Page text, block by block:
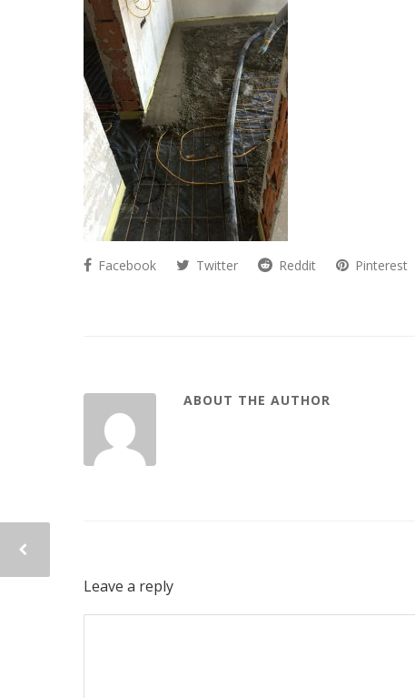
Facebook Twitter Reddit Pinterest
ABOUT THE AUTHOR
Leave a reply